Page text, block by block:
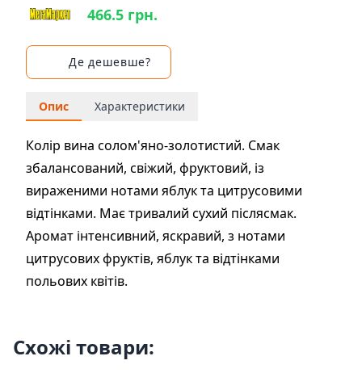
466.5 грн.
Де дешевше?
Опис Характеристики
Колір вина солом'яно-золотистий. Смак
збалансований, свіжий, фруктовий, із
вираженими нотами яблук та цитрусовими
відтінками. Має тривалий сухий післясмак.
Аромат інтенсивний, яскравий, з нотами
цитрусових фруктів, яблук та відтінками
польових квітів.
Схожі товари: